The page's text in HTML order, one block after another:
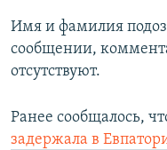
Имя и фамилия
сообщении,
отсутствуют.
Ранее сообщалось,
задержала в